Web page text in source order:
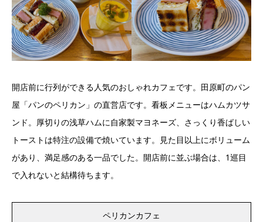
開店前に行列ができる人気のおしゃれカフェです。田原町のパン
屋「パンのペリカン」の直営店です。看板メニューはハムカツサ
ンド。厚切りの浅草ハムに自家製マヨネーズ、さっくり香ばしい
トーストは特注の設備で焼いています。見た目以上にボリューム
があり、満足感のある一品でした。開店前に並ぶ場合は、1巡目
で入れないと結構待ちます。
ペリカンカフェ